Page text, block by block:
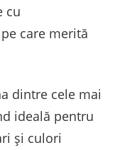
cu
care merită
dintre cele mai
ideală pentru
și culori